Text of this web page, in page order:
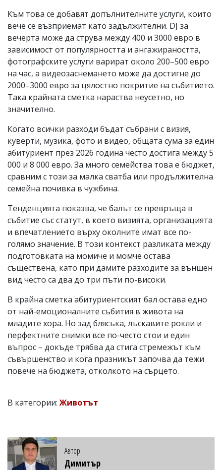
Към това се добавят допълнителните услуги, които
вече се възприемат като задължителни. DJ за
вечерта може да струва между 400 и 3000 евро в
зависимост от популярността и ангажираността,
фотографските услуги варират около 200–500 евро
на час, а видеозаснемането може да достигне до
2000–3000 евро за цялостно покритие на събитието.
Така крайната сметка нараства неусетно, но
значително.
Когато всички разходи бъдат събрани с визия,
куверти, музика, фото и видео, общата сума за един
абитуриент през 2026 година често достига между 5
000 и 8 000 евро. За много семейства това е бюджет,
сравним с този за малка сватба или продължителна
семейна почивка в чужбина.
Тенденцията показва, че балът се превръща в
събитие със статут, в което визията, организацията
и впечатлението върху околните имат все по-
голямо значение. В този контекст разликата между
подготовката на момиче и момче остава
съществена, като при дамите разходите за външен
вид често са два до три пъти по-високи.
В крайна сметка абитуриентският бал остава едно
от най-емоционалните събития в живота на
младите хора. Но зад блясъка, лъскавите рокли и
перфектните снимки все по-често стои и един
въпрос – докъде трябва да стига стремежът към
съвършенство и кога празникът започва да тежи
повече на бюджета, отколкото на сърцето.
В категории:Животът
Автор
Димитър